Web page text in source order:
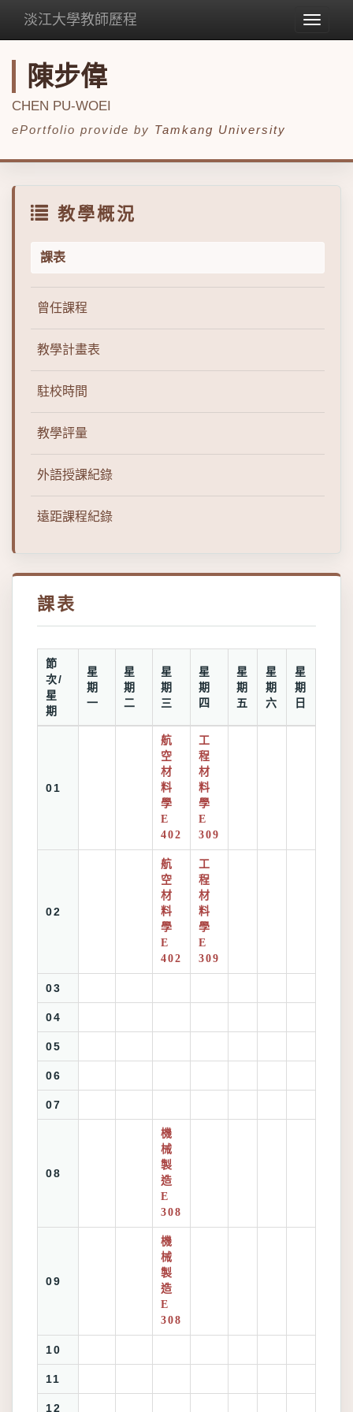
Toggle
淡江大學教師歷程
陳步偉
CHEN PU-WOEI
ePortfolio provide by Tamkang University
教學概況
課表
曾任課程
教學計畫表
駐校時間
教學評量
外語授課紀錄
遠距課程紀錄
課表
節
次/
星
期
星
期
一
星
期
二
星
期
三
星
期
四
星
期
五
星
期
六
星
期
日
01
航
空
材
料
學
E
402
工
程
材
料
學
E
309
02
航
空
材
料
學
E
402
工
程
材
料
學
E
309
03
04
05
06
07
08
機
械
製
造
E
308
09
機
械
製
造
E
308
10
11
12